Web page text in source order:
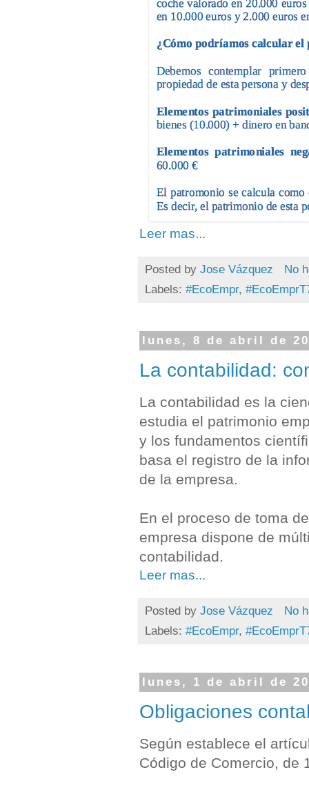
Leer mas...
Posted by Jose Vázquez
No
Labels: #EcoEmpr,
lunes, 8 de abril de
La contabilidad:
La contabilidad es la
estudia el patrimonio
y los fundamentos
basa el registro de la
de la empresa.
En el proceso de toma
empresa dispone de
contabilidad.
Leer mas...
Posted by Jose Vázquez
No
Labels: #EcoEmpr,
lunes, 1 de abril de
Obligaciones
Según establece el
Código de Comercio, de